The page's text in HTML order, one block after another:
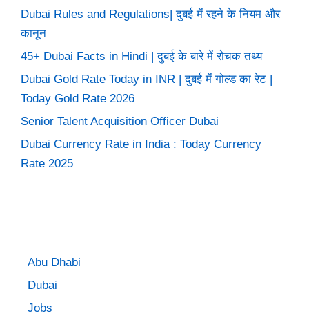
Dubai Rules and Regulations| दुबई में रहने के नियम और
कानून
45+ Dubai Facts in Hindi | दुबई के बारे में रोचक तथ्य
Dubai Gold Rate Today in INR | दुबई में गोल्ड का रेट |
Today Gold Rate 2026
Senior Talent Acquisition Officer Dubai
Dubai Currency Rate in India : Today Currency
Rate 2025
Abu Dhabi
Dubai
Jobs